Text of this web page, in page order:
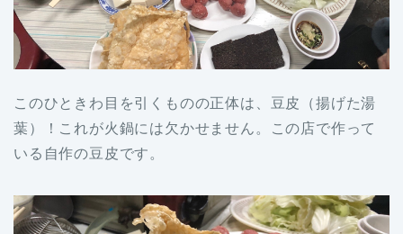
このひときわ目を引くものの正体は、豆皮（揚げた湯
葉）！これが火鍋には欠かせません。この店で作って
いる自作の豆皮です。